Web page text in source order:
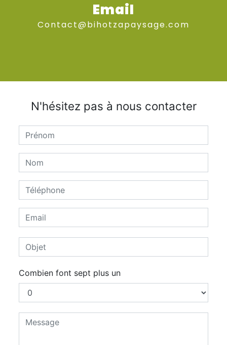
Email
contact@bihotzapaysage.com
N'hésitez pas à nous contacter
Combien font sept plus un